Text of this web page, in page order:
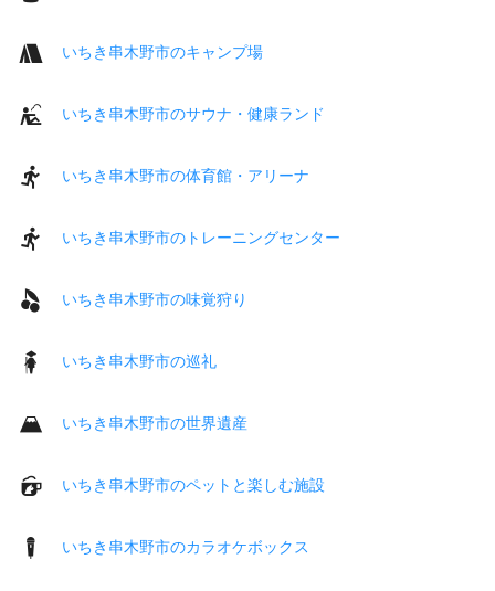
いちき串木野市のキャンプ場
いちき串木野市のサウナ・健康ランド
いちき串木野市の体育館・アリーナ
いちき串木野市のトレーニングセンター
いちき串木野市の味覚狩り
いちき串木野市の巡礼
いちき串木野市の世界遺産
いちき串木野市のペットと楽しむ施設
いちき串木野市のカラオケボックス